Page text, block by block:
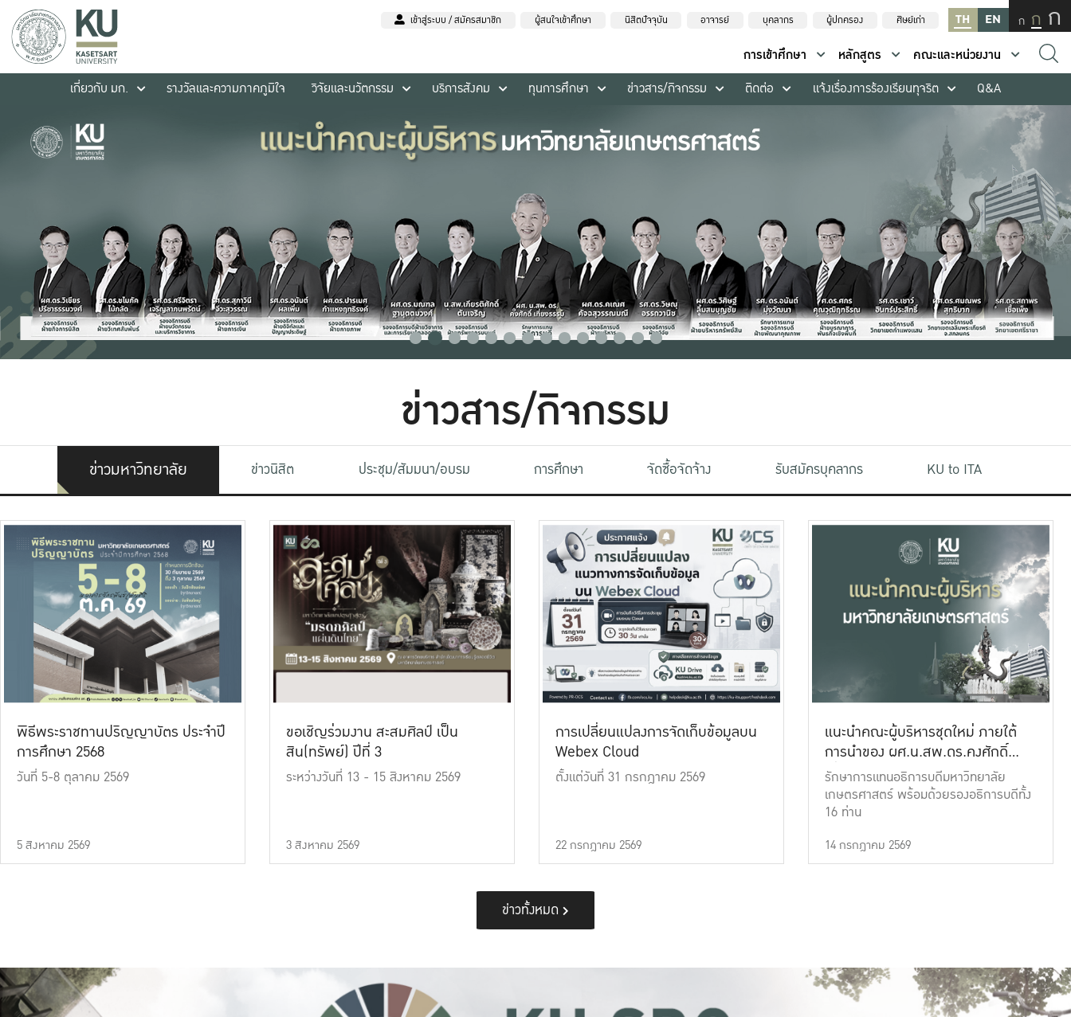
เข้าสู่ระบบ / สมัครสมาชิก ผู้สนใจเข้าศึกษา นิสิตปัจจุบัน อาจารย์ บุคลากร ผู้ปกครอง ศิษย์เก่า TH EN ก ก ก
การเข้าศึกษา หลักสูตร
คณะและหน่วยงาน
เกี่ยวกับ มก.
รางวัลและความภาคภูมิใจ วิจัยและนวัตกรรม บริการสังคม ทุนการศึกษา ข่าวสาร/กิจกรรม ติดต่อ แจ้งเรื่องการร้องเรียนทุจริต Q&A
ข่าวสาร/กิจกรรม
ข่าวมหาวิทยาลัย ข่าวนิสิต ประชุม/สัมมนา/อบรม การศึกษา จัดซื้อจัดจ้าง รับสมัครบุคลากร KU to ITA
พิธีพระราชทานปริญญาบัตร ประจำปี
การศึกษา 2568
วันที่ 5-8 ตุลาคม 2569
5 สิงหาคม 2569
ขอเชิญร่วมงาน สะสมศิลป์ เป็น
สิน(ทรัพย์) ปีที่ 3
ระหว่างวันที่ 13 - 15 สิงหาคม 2569
3 สิงหาคม 2569
การเปลี่ยนแปลงการจัดเก็บข้อมูลบน
Webex Cloud
ตั้งแต่วันที่ 31 กรกฎาคม 2569
22 กรกฎาคม 2569
แนะนำคณะผู้บริหารชุดใหม่ ภายใต้
การนำของ ผศ.น.สพ.ดร.คงศักดิ์
เที่ยงธรรม
รักษาการแทนอธิการบดีมหาวิทยาลัย
เกษตรศาสตร์ พร้อมด้วยรองอธิการบดีทั้ง
16 ท่าน
14 กรกฎาคม 2569
ข่าวทั้งหมด